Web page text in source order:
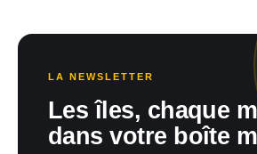
LA NEWSLETTER
Les îles, chaque
dans votre boîte